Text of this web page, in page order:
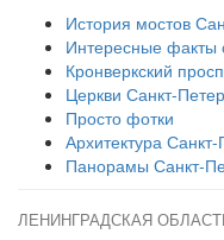
История мостов
Интересные факты
Кронверкский
Церкви Санкт-
Просто фотки
Архитектура
Панорамы Санкт-
ЛЕНИНГРАДСКАЯ